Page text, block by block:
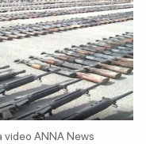
video ANNA News